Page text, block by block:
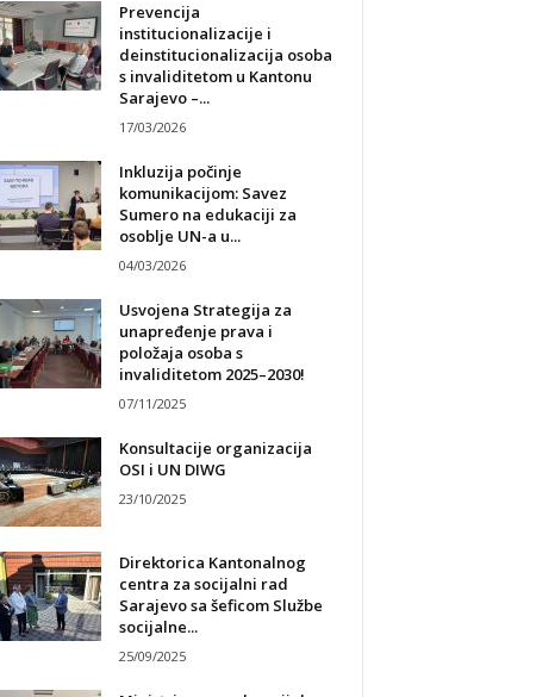
Prevencija
institucionalizacije i
deinstitucionalizacija osoba
s invaliditetom u Kantonu
Sarajevo –...
17/03/2026
Inkluzija počinje
komunikacijom: Savez
Sumero na edukaciji za
osoblje UN-a u...
04/03/2026
Usvojena Strategija za
unapređenje prava i
položaja osoba s
invaliditetom 2025–2030!
07/11/2025
Konsultacije organizacija
OSI i UN DIWG
23/10/2025
Direktorica Kantonalnog
centra za socijalni rad
Sarajevo sa šeficom Službe
socijalne...
25/09/2025